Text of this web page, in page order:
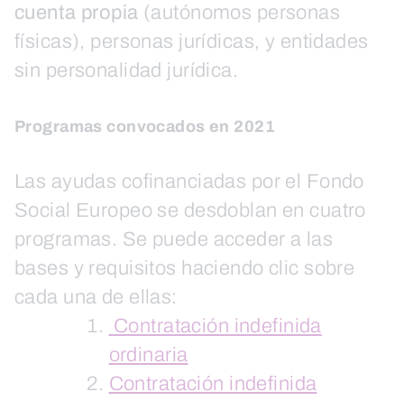
cuenta propia (autónomos personas
físicas), personas jurídicas, y entidades
sin personalidad jurídica.
Programas convocados en 2021
Las ayudas cofinanciadas por el Fondo
Social Europeo se desdoblan en cuatro
programas. Se puede acceder a las
bases y requisitos haciendo clic sobre
cada una de ellas:
Contratación indefinida
ordinaria
Contratación indefinida